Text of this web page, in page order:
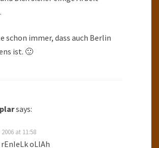
schon immer, dass auch Berlin
ist. 🙂
says:
at 11:58
oLlAh